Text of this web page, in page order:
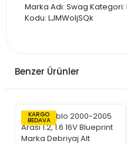
Marka Adı: Swag
Kodu: LJMWoljSQk
Benzer Ürünler
KARGO
BEDAVA